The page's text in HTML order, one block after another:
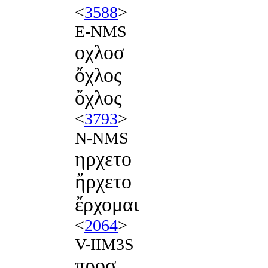
<3588>
E-NMS
οχλοσ
ὄχλος
ὄχλος
<3793>
N-NMS
ηρχετο
ἤρχετο
ἔρχομαι
<2064>
V-IIM3S